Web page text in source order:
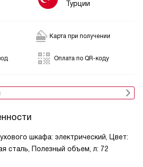
Турции
Карта при получении
Оплата по QR-коду
шкафа: электрический, Цвет:
сталь, Полезный объем, л: 72